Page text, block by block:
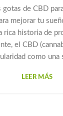
PARA DORMIR
gotas de CBD
mejorar tu
rica historia de
el CBD
como una
LEER MÁS